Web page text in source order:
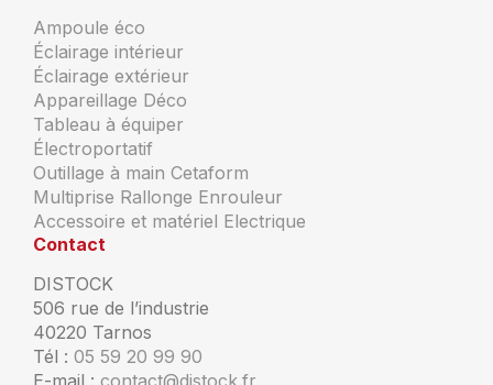
Ampoule éco
Éclairage intérieur
Éclairage extérieur
Appareillage Déco
Tableau à équiper
Électroportatif
Outillage à main Cetaform
Multiprise Rallonge Enrouleur
Accessoire et matériel Electrique
Contact
DISTOCK
506 rue de l’industrie
40220 Tarnos
Tél : 05 59 20 99 90
E-mail : contact@distock.fr